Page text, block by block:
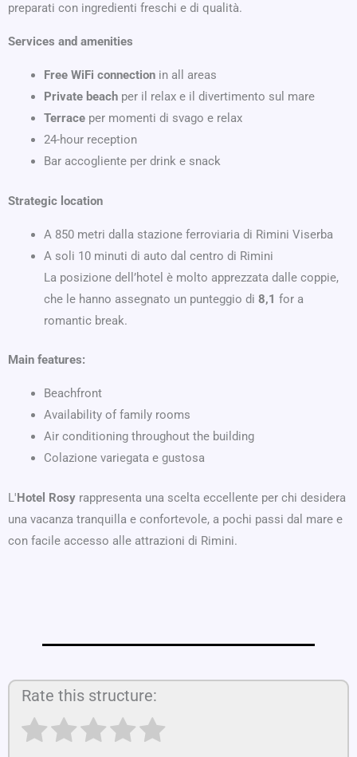
preparati con ingredienti freschi e di qualità.
Services and amenities
Free WiFi connection in all areas
Private beach per il relax e il divertimento sul mare
Terrace per momenti di svago e relax
24-hour reception
Bar accogliente per drink e snack
Strategic location
A 850 metri dalla stazione ferroviaria di Rimini Viserba
A soli 10 minuti di auto dal centro di Rimini
La posizione dell’hotel è molto apprezzata dalle coppie,
che le hanno assegnato un punteggio di 8,1 for a
romantic break.
Main features:
Beachfront
Availability of family rooms
Air conditioning throughout the building
Colazione variegata e gustosa
L'Hotel Rosy rappresenta una scelta eccellente per chi desidera
una vacanza tranquilla e confortevole, a pochi passi dal mare e
con facile accesso alle attrazioni di Rimini.
Rate this structure: